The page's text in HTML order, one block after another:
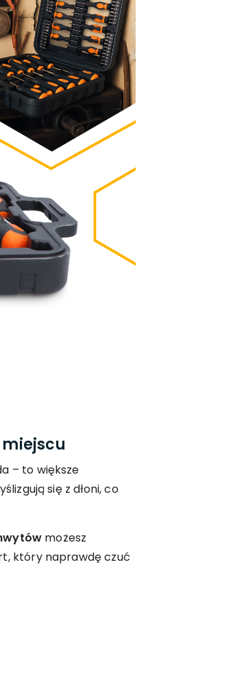
– to większe
się z dłoni, co
możesz
który naprawdę czuć